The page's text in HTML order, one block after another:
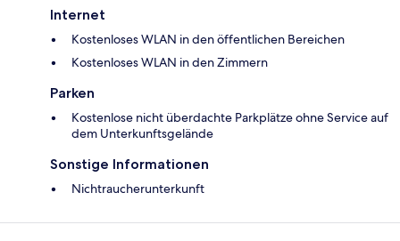
Internet
Kostenloses WLAN in den öffentlichen Bereichen
Kostenloses WLAN in den Zimmern
Parken
Kostenlose nicht überdachte Parkplätze ohne Service auf
dem Unterkunftsgelände
Sonstige Informationen
Nichtraucherunterkunft